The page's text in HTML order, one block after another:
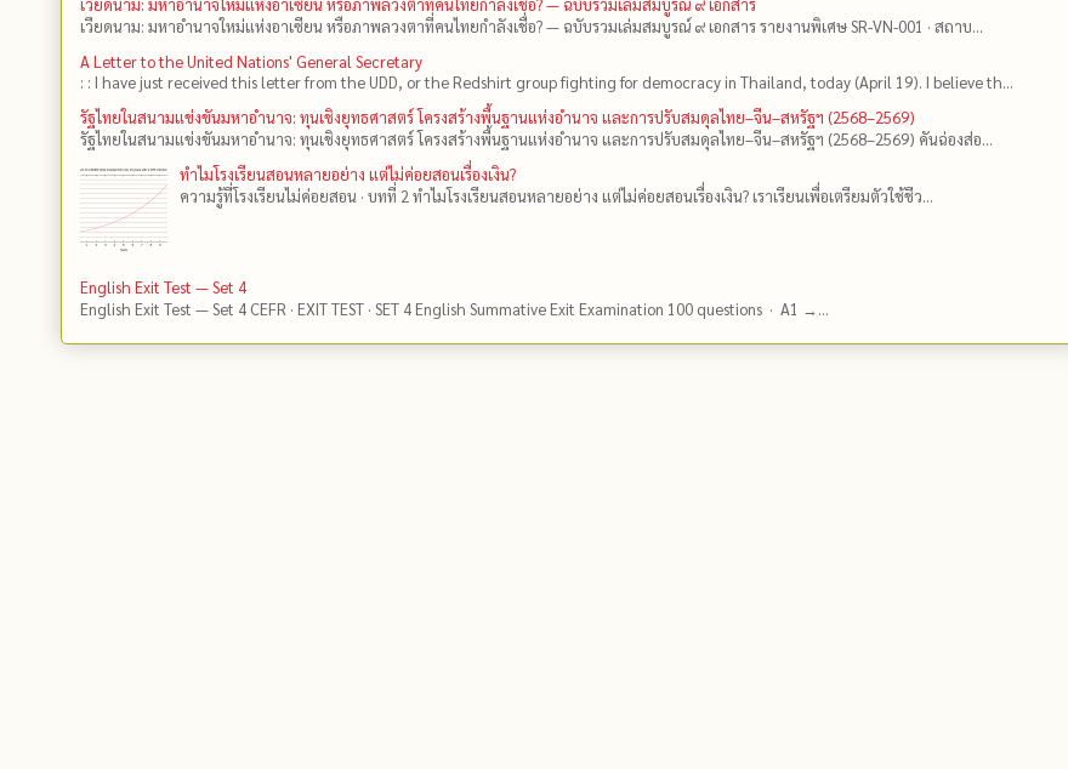
เวียดนาม: มหาอำนาจใหม่แห่งอาเซียน หรือภาพลวงตาที่คนไทยกำลังเชื่อ? — ฉบับรวมเล่มสมบูรณ์ ๙ เอกสาร
เวียดนาม: มหาอำนาจใหม่แห่งอาเซียน หรือภาพลวงตาที่คนไทยกำลังเชื่อ? — ฉบับรวมเล่มสมบูรณ์ ๙ เอกสาร รายงานพิเศษ SR-VN-001 · สถาบ...
A Letter to the United Nations' General Secretary
: : I have just received this letter from the UDD, or the Redshirt group fighting for democracy in Thailand, today (April 19). I believe th...
รัฐไทยในสนามแข่งขันมหาอำนาจ: ทุนเชิงยุทธศาสตร์ โครงสร้างพื้นฐานแห่งอำนาจ และการปรับสมดุลไทย–จีน–สหรัฐฯ (2568–2569)
รัฐไทยในสนามแข่งขันมหาอำนาจ: ทุนเชิงยุทธศาสตร์ โครงสร้างพื้นฐานแห่งอำนาจ และการปรับสมดุลไทย–จีน–สหรัฐฯ (2568–2569) คันฉ่องส่อ...
ทำไมโรงเรียนสอนหลายอย่าง แต่ไม่ค่อยสอนเรื่องเงิน?
ความรู้ที่โรงเรียนไม่ค่อยสอน · บทที่ 2 ทำไมโรงเรียนสอนหลายอย่าง แต่ไม่ค่อยสอนเรื่องเงิน? เราเรียนเพื่อเตรียมตัวใช้ชีว...
English Exit Test — Set 4
English Exit Test — Set 4 CEFR · EXIT TEST · SET 4 English Summative Exit Examination 100 questions · A1 →...